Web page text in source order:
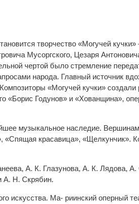
творчество «Могучей
Мусоргского, Цезаря
чертой было стремление
народа. Главный источник
«Могучей кучки» создали
«Борис Годунов» и «Хованщина»,
музыкальное наследие.
«Спящая красавица», «Щелкунчик».
А. К. Глазунова, А. К. Лядова, А.
А. Н. Скрябин.
искусства. Ма- риинский оперный